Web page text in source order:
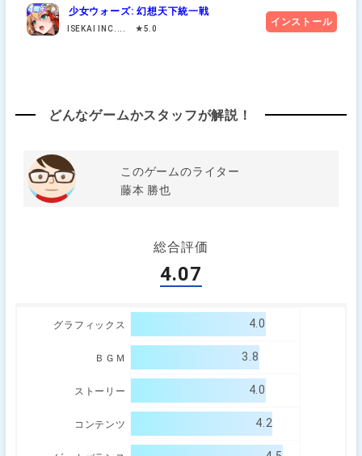
少女ウォーズ: 幻想天下統一戦
ISEKAI INC.... ★5.0
インストール
どんなゲームかスタッフが解説！
このゲームのライター
藤本 勝也
総合評価
4.07
グラフィックス 4.0
ＢＧＭ 3.8
ストーリー 4.0
コンテンツ 4.2